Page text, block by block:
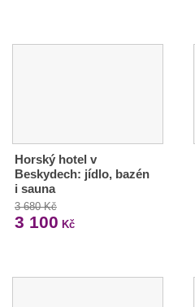
Horský hotel v
Beskydech: jídlo, bazén
i sauna
3 680 Kč
3 100 Kč